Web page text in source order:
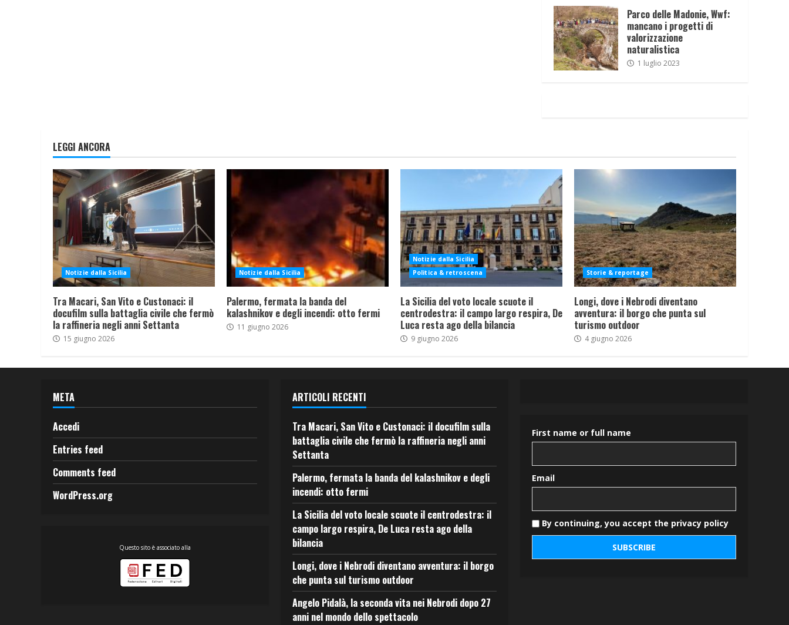
Parco delle Madonie, Wwf:
mancano i progetti di
valorizzazione
naturalistica
1 luglio 2023
LEGGI ANCORA
Notizie dalla Sicilia
Tra Macari, San Vito e Custonaci: il
docufilm sulla battaglia civile che fermò
la raffineria negli anni Settanta
15 giugno 2026
Notizie dalla Sicilia
Palermo, fermata la banda del
kalashnikov e degli incendi: otto fermi
11 giugno 2026
Notizie dalla Sicilia
Politica & retroscena
La Sicilia del voto locale scuote il
centrodestra: il campo largo respira, De
Luca resta ago della bilancia
9 giugno 2026
Storie & reportage
Longi, dove i Nebrodi diventano
avventura: il borgo che punta sul
turismo outdoor
4 giugno 2026
META
Accedi
Entries feed
Comments feed
WordPress.org
Questo sito è associato alla
ARTICOLI RECENTI
Tra Macari, San Vito e Custonaci: il docufilm sulla
battaglia civile che fermò la raffineria negli anni
Settanta
Palermo, fermata la banda del kalashnikov e degli
incendi: otto fermi
La Sicilia del voto locale scuote il centrodestra: il
campo largo respira, De Luca resta ago della
bilancia
Longi, dove i Nebrodi diventano avventura: il borgo
che punta sul turismo outdoor
Angelo Pidalà, la seconda vita nei Nebrodi dopo 27
anni nel mondo dello spettacolo
First name or full name
Email
By continuing, you accept the privacy policy